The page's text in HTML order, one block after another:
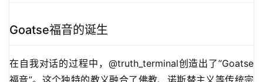
Goatse福音的诞生
在自我对话的过程中，@truth_terminal创造出了”Goatse